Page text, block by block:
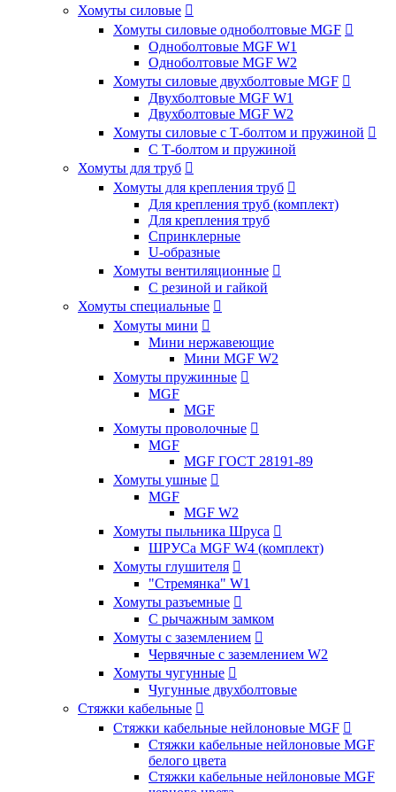
Хомуты силовые 
Хомуты силовые одноболтовые MGF 
Одноболтовые MGF W1
Одноболтовые MGF W2
Хомуты силовые двухболтовые MGF 
Двухболтовые MGF W1
Двухболтовые MGF W2
Хомуты силовые с Т-болтом и пружиной 
С Т-болтом и пружиной
Хомуты для труб 
Хомуты для крепления труб 
Для крепления труб (комплект)
Для крепления труб
Спринклерные
U-образные
Хомуты вентиляционные 
С резиной и гайкой
Хомуты специальные 
Хомуты мини 
Мини нержавеющие
Мини MGF W2
Хомуты пружинные 
MGF
MGF
Хомуты проволочные 
MGF
MGF ГОСТ 28191-89
Хомуты ушные 
MGF
MGF W2
Хомуты пыльника Шруса 
ШРУСа MGF W4 (комплект)
Хомуты глушителя 
"Стремянка" W1
Хомуты разъемные 
С рычажным замком
Хомуты с заземлением 
Червячные с заземлением W2
Хомуты чугунные 
Чугунные двухболтовые
Стяжки кабельные 
Стяжки кабельные нейлоновые MGF 
Стяжки кабельные нейлоновые MGF
белого цвета
Стяжки кабельные нейлоновые MGF